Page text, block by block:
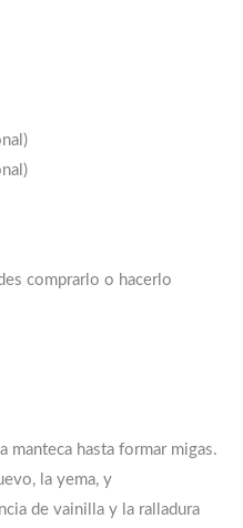
comprarlo o hacerlo
manteca hasta formar migas.
la yema, y
de vainilla y la ralladura